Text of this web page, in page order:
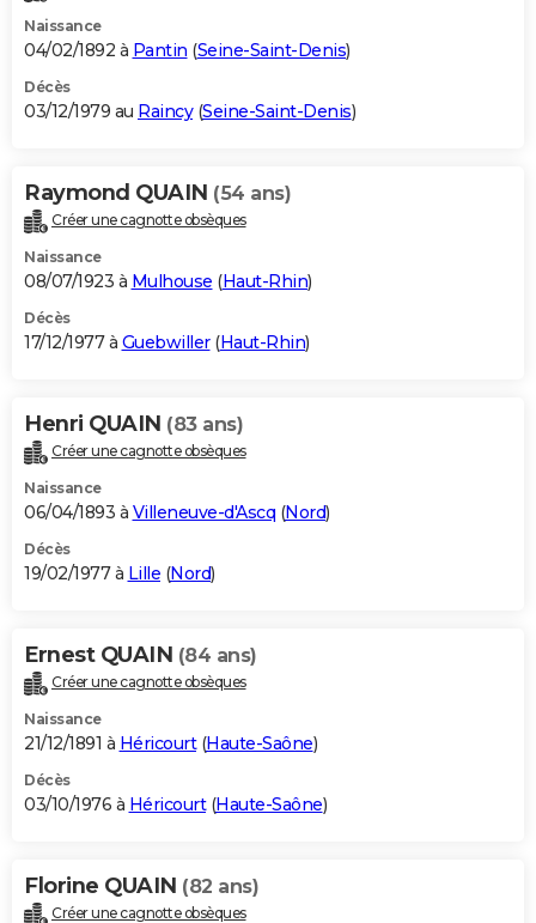
Naissance
04/02/1892 à Pantin (Seine-Saint-Denis)
Décès
03/12/1979 au Raincy(Seine-Saint-Denis)
Raymond QUAIN (54 ans)
Créer une cagnotte obsèques
Naissance
08/07/1923 à Mulhouse (Haut-Rhin)
Décès
17/12/1977 à Guebwiller(Haut-Rhin)
Henri QUAIN (83 ans)
Créer une cagnotte obsèques
Naissance
06/04/1893 à Villeneuve-d'Ascq (Nord)
Décès
19/02/1977 à Lille (Nord)
Ernest QUAIN (84 ans)
Créer une cagnotte obsèques
Naissance
21/12/1891 à Héricourt(Haute-Saône)
Décès
03/10/1976 à Héricourt(Haute-Saône)
Florine QUAIN (82 ans)
Créer une cagnotte obsèques